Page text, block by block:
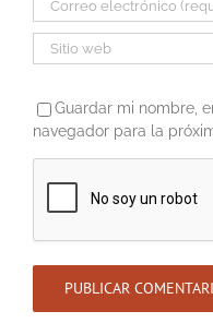
Guardar mi nombre,
navegador para la